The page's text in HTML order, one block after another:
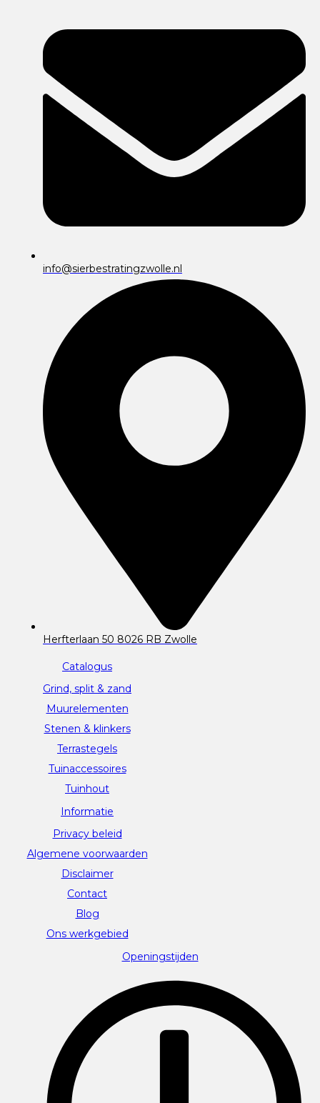
info@sierbestratingzwolle.nl
Herfterlaan 50 8026 RB Zwolle
Catalogus
Grind, split & zand
Muurelementen
Stenen & klinkers
Terrastegels
Tuinaccessoires
Tuinhout
Informatie
Privacy beleid
Algemene voorwaarden
Disclaimer
Contact
Blog
Ons werkgebied
Openingstijden